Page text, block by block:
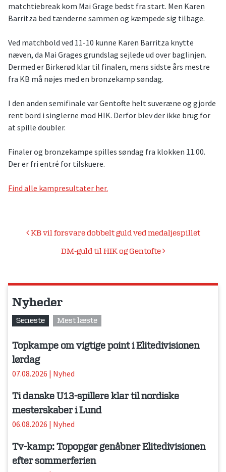
matchtiebreak kom Mai Grage bedst fra start. Men Karen
Barritza bed tænderne sammen og kæmpede sig tilbage.
Ved matchbold ved 11-10 kunne Karen Barritza knytte
næven, da Mai Grages grundslag sejlede ud over baglinjen.
Dermed er Birkerød klar til finalen, mens sidste års mestre
fra KB må nøjes med en bronzekamp søndag.
I den anden semifinale var Gentofte helt suveræne og gjorde
rent bord i singlerne mod HIK. Derfor blev der ikke brug for
at spille doubler.
Finaler og bronzekampe spilles søndag fra klokken 11.00.
Der er fri entré for tilskuere.
Find alle kampresultater her.
Indlægsnavigation
KB vil forsvare dobbelt guld ved medaljespillet
DM-guld til HIK og Gentofte
Nyheder
Seneste Mest læste
Topkampe om vigtige point i Elitedivisionen
lørdag
07.08.2026 | Nyhed
Ti danske U13-spillere klar til nordiske
mesterskaber i Lund
06.08.2026 | Nyhed
Tv-kamp: Topopgør genåbner Elitedivisionen
efter sommerferien